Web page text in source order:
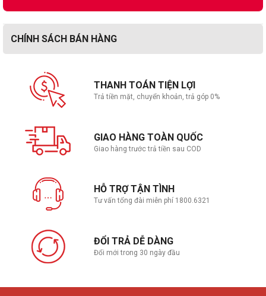
CHÍNH SÁCH BÁN HÀNG
THANH TOÁN TIỆN LỢI
Trả tiền mặt, chuyển khoản, trả góp 0%
GIAO HÀNG TOÀN QUỐC
Giao hàng trước trả tiền sau COD
HỖ TRỢ TẬN TÌNH
Tư vấn tổng đài miễn phí 1800.6321
ĐỔI TRẢ DỄ DÀNG
Đổi mới trong 30 ngày đầu